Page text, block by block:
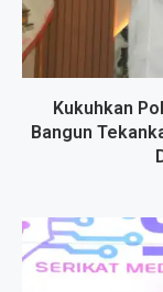
Kukuhkan
Bangun